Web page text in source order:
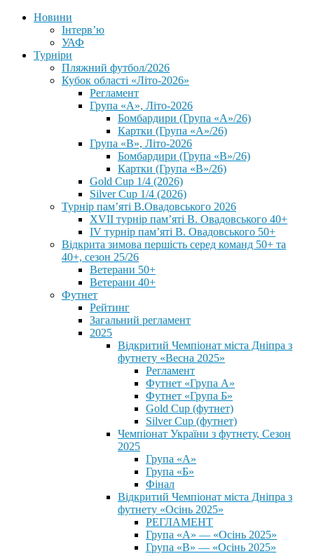
Новини
Інтерв’ю
УАФ
Турніри
Пляжний футбол/2026
Кубок області «Літо-2026»
Регламент
Група «А», Літо-2026
Бомбардири (Група «А»/26)
Картки (Група «А»/26)
Група «В», Літо-2026
Бомбардири (Група «В»/26)
Картки (Група «В»/26)
Gold Cup 1/4 (2026)
Silver Cup 1/4 (2026)
Турнір пам’яті В.Овадовського 2026
XVII турнір пам’яті В. Овадовського 40+
IV турнір пам’яті В. Овадовського 50+
Відкрита зимова першість серед команд 50+ та
40+, сезон 25/26
Ветерани 50+
Ветерани 40+
Футнет
Рейтинг
Загальний регламент
2025
Відкритий Чемпіонат міста Дніпра з
футнету «Весна 2025»
Регламент
Футнет «Група А»
Футнет «Група Б»
Gold Cup (футнет)
Silver Cup (футнет)
Чемпіонат України з футнету, Сезон
2025
Група «А»
Група «Б»
Фінал
Відкритий Чемпіонат міста Дніпра з
футнету «Осінь 2025»
РЕГЛАМЕНТ
Група «А» — «Осінь 2025»
Група «В» — «Осінь 2025»